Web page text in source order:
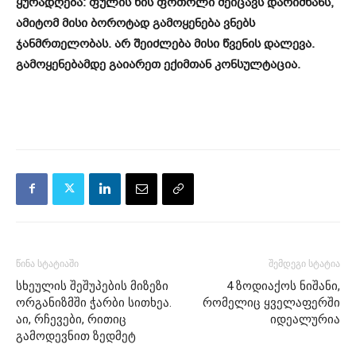
ამიტომ მისი ბოროტად გამოყენება ვნებს
ჯანმრთელობას. არ შეიძლება მისი წვენის დალევა.
გამოყენებამდე გაიარეთ ექიმთან კონსულტაცია.
წინა სტატიაში
სხეულის შეშუპების მიზეზი
ორგანიზმში ჭარბი სითხეა.
აი, რჩევები, რითიც
გამოდევნით ზედმეტ
შემდეგი სტატია
4 ზოდიაქოს ნიშანი,
რომელიც ყველაფერში
იდეალურია